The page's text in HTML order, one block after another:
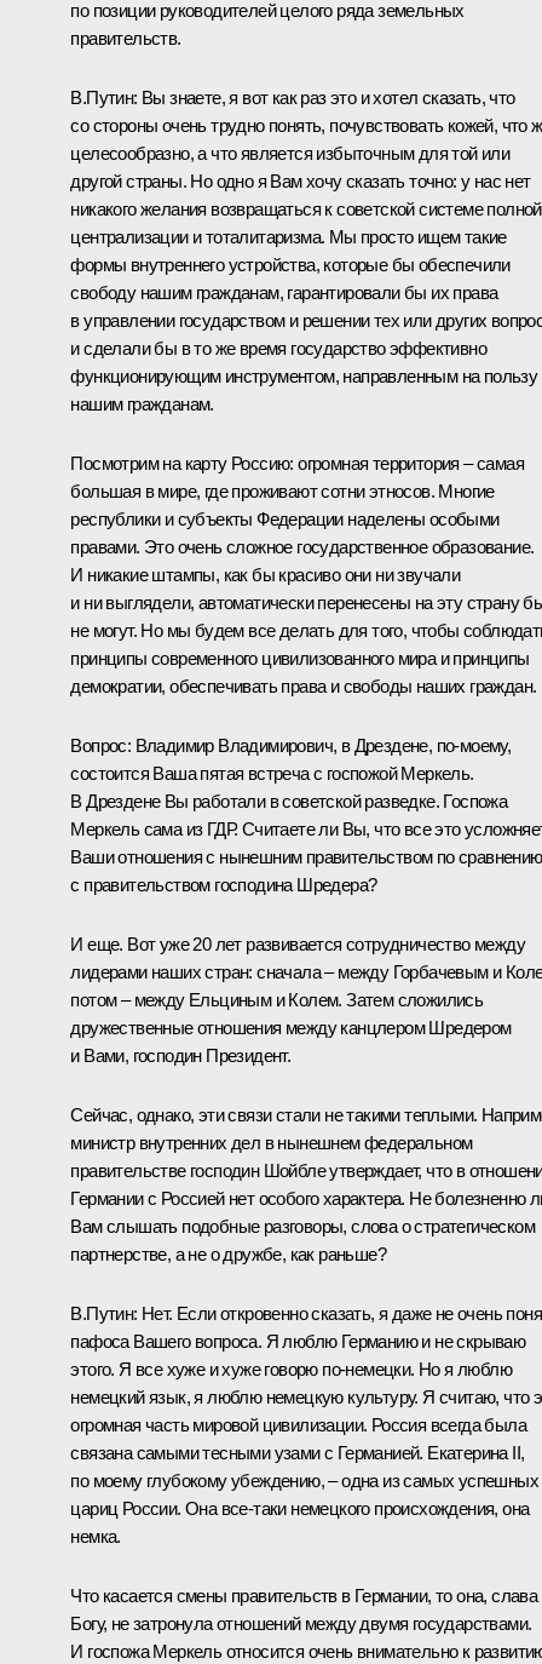
по позиции руководителей целого ряда земельных
правительств.
В.Путин: Вы знаете, я вот как раз это и хотел сказать, что
со стороны очень трудно понять, почувствовать кожей, что
целесообразно, а что является избыточным для той или
другой страны. Но одно я Вам хочу сказать точно: у нас нет
никакого желания возвращаться к советской системе полной
централизации и тоталитаризма. Мы просто ищем такие
формы внутреннего устройства, которые бы обеспечили
свободу нашим гражданам, гарантировали бы их права
в управлении государством и решении тех или других
и сделали бы в то же время государство эффективно
функционирующим инструментом, направленным на пользу
нашим гражданам.
Посмотрим на карту Россию: огромная территория – самая
большая в мире, где проживают сотни этносов. Многие
республики и субъекты Федерации наделены особыми
правами. Это очень сложное государственное образование.
И никакие штампы, как бы красиво они ни звучали
и ни выглядели, автоматически перенесены на эту страну
не могут. Но мы будем все делать для того, чтобы
принципы современного цивилизованного мира и принципы
демократии, обеспечивать права и свободы наших граждан.
Вопрос: Владимир Владимирович, в Дрездене, по‑моему,
состоится Ваша пятая встреча с госпожой Меркель.
В Дрездене Вы работали в советской разведке. Госпожа
Меркель сама из ГДР. Считаете ли Вы, что все это
Ваши отношения с нынешним правительством по сравнению
с правительством господина Шредера?
И еще. Вот уже 20 лет развивается сотрудничество между
лидерами наших стран: сначала – между Горбачевым и
потом – между Ельциным и Колем. Затем сложились
дружественные отношения между канцлером Шредером
и Вами, господин Президент.
Сейчас, однако, эти связи стали не такими теплыми.
министр внутренних дел в нынешнем федеральном
правительстве господин Шойбле утверждает, что в
Германии с Россией нет особого характера. Не болезненно
Вам слышать подобные разговоры, слова о стратегическом
партнерстве, а не о дружбе, как раньше?
В.Путин: Нет. Если откровенно сказать, я даже не очень
пафоса Вашего вопроса. Я люблю Германию и не скрываю
этого. Я все хуже и хуже говорю по‑немецки. Но я люблю
немецкий язык, я люблю немецкую культуру. Я считаю, что
огромная часть мировой цивилизации. Россия всегда была
связана самыми тесными узами с Германией. Екатерина II,
по моему глубокому убеждению, – одна из самых успешных
цариц России. Она все‑таки немецкого происхождения, она
немка.
Что касается смены правительств в Германии, то она, слава
Богу, не затронула отношений между двумя государствами.
И госпожа Меркель относится очень внимательно к